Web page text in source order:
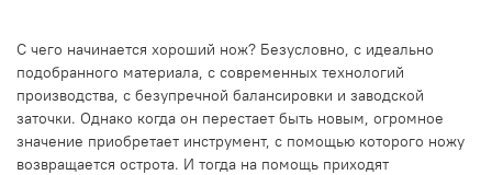
С чего начинается хороший нож? Безусловно, с идеально
подобранного материала, с современных технологий
производства, с безупречной балансировки и заводской
заточки. Однако когда он перестает быть новым, огромное
значение приобретает инструмент, с помощью которого ножу
возвращается острота. И тогда на помощь приходят